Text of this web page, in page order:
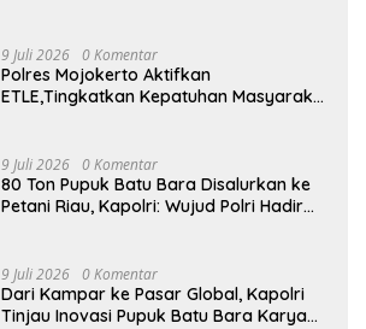
9 Juli 2026 0 Komentar
Polres Mojokerto Aktifkan
ETLE,Tingkatkan Kepatuhan Masyarakat
9 Juli 2026 0 Komentar
80 Ton Pupuk Batu Bara Disalurkan ke
Petani Riau, Kapolri: Wujud Polri Hadir
9 Juli 2026 0 Komentar
Dari Kampar ke Pasar Global, Kapolri
Tinjau Inovasi Pupuk Batu Bara Karya